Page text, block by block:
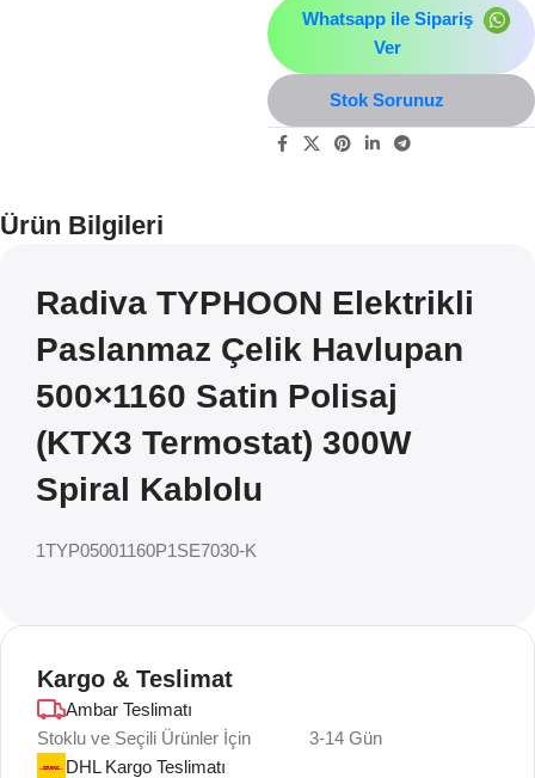
Whatsapp ile Sipariş
Ver
Stok Sorunuz
Ürün Bilgileri
Radiva TYPHOON Elektrikli
Paslanmaz Çelik Havlupan
500×1160 Satin Polisaj
(KTX3 Termostat) 300W
Spiral Kablolu
1TYP05001160P1SE7030-K
Kargo & Teslimat
Ambar Teslimatı
Stoklu ve Seçili Ürünler İçin
3-14 Gün
DHL Kargo Teslimatı